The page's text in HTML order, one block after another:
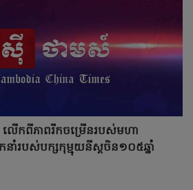
ើកពីភាពរីកចម្រើនរបស់មហា
ាំរបស់បក្សកុម្មុយនីស្តចិន១០៥ឆ្នាំ